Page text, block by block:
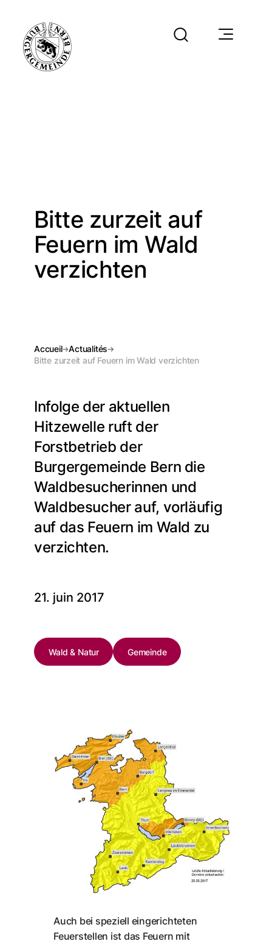
Bitte zurzeit auf
Feuern im Wald
verzichten
Accueil
Actualités
Bitte zurzeit auf Feuern im Wald verzichten
Infolge der aktuellen
Hitzewelle ruft der
Forstbetrieb der
Burgergemeinde Bern die
Waldbesucherinnen und
Waldbesucher auf, vorläufig
auf das Feuern im Wald zu
verzichten.
21. juin 2017
Wald & Natur Gemeinde
Auch bei speziell eingerichteten
Feuerstellen ist das Feuern mit